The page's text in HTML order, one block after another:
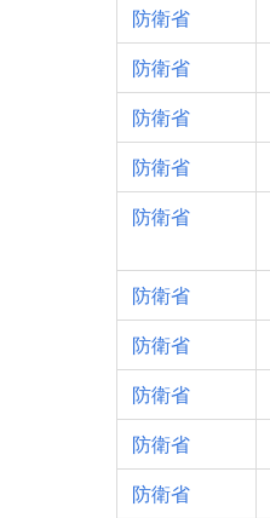
防衛省
防衛省
防衛省
防衛省
防衛省
防衛省
防衛省
防衛省
防衛省
防衛省